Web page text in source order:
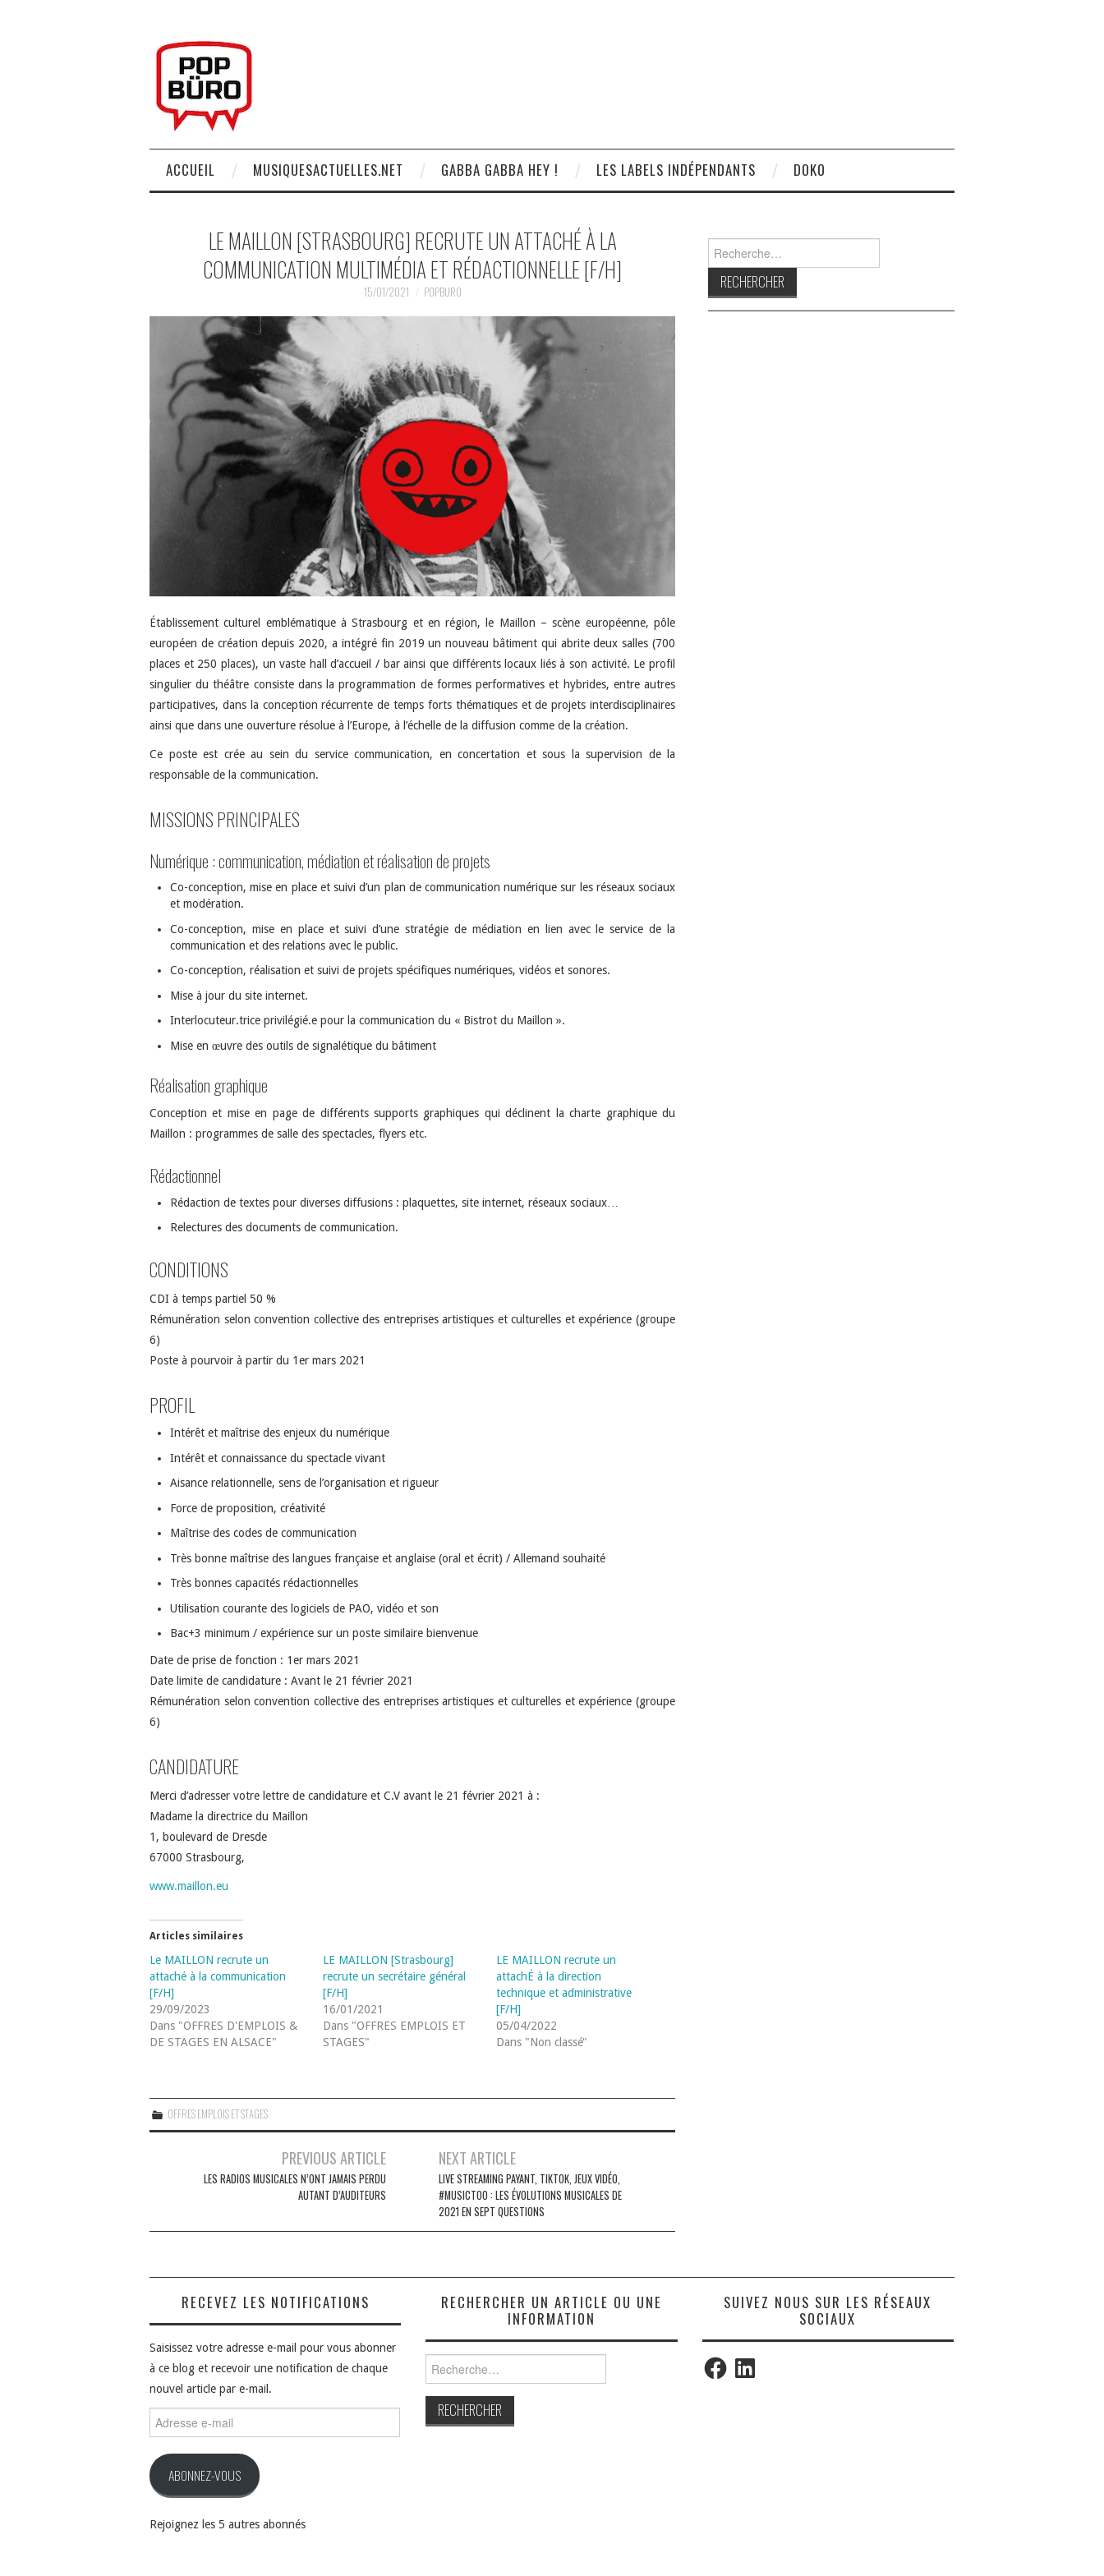
ACCUEIL MUSIQUESACTUELLES.NET GABBA GABBA HEY ! LES LABELS INDÉPENDANTS DOKO
LE MAILLON [STRASBOURG] RECRUTE UN ATTACHÉ À LA
COMMUNICATION MULTIMÉDIA ET RÉDACTIONNELLE [F/H]
15/01/2021 POPBURO
Établissement culturel emblématique à Strasbourg et en région, le Maillon – scène européenne, pôle
européen de création depuis 2020, a intégré fin 2019 un nouveau bâtiment qui abrite deux salles (700
places et 250 places), un vaste hall d’accueil / bar ainsi que différents locaux liés à son activité. Le profil
singulier du théâtre consiste dans la programmation de formes performatives et hybrides, entre autres
participatives, dans la conception récurrente de temps forts thématiques et de projets interdisciplinaires
ainsi que dans une ouverture résolue à l’Europe, à l’échelle de la diffusion comme de la création.
Ce poste est crée au sein du service communication, en concertation et sous la supervision de la
responsable de la communication.
MISSIONS PRINCIPALES
Numérique : communication, médiation et réalisation de projets
Co-conception, mise en place et suivi d’un plan de communication numérique sur les réseaux sociaux
et modération.
Co-conception, mise en place et suivi d’une stratégie de médiation en lien avec le service de la
communication et des relations avec le public.
Co-conception, réalisation et suivi de projets spécifiques numériques, vidéos et sonores.
Mise à jour du site internet.
Interlocuteur.trice privilégié.e pour la communication du « Bistrot du Maillon ».
Mise en œuvre des outils de signalétique du bâtiment
Réalisation graphique
Conception et mise en page de différents supports graphiques qui déclinent la charte graphique du
Maillon : programmes de salle des spectacles, flyers etc.
Rédactionnel
Rédaction de textes pour diverses diffusions : plaquettes, site internet, réseaux sociaux…
Relectures des documents de communication.
CONDITIONS
CDI à temps partiel 50 %
Rémunération selon convention collective des entreprises artistiques et culturelles et expérience (groupe
6)
Poste à pourvoir à partir du 1er mars 2021
PROFIL
Intérêt et maîtrise des enjeux du numérique
Intérêt et connaissance du spectacle vivant
Aisance relationnelle, sens de l’organisation et rigueur
Force de proposition, créativité
Maîtrise des codes de communication
Très bonne maîtrise des langues française et anglaise (oral et écrit) / Allemand souhaité
Très bonnes capacités rédactionnelles
Utilisation courante des logiciels de PAO, vidéo et son
Bac+3 minimum / expérience sur un poste similaire bienvenue
Date de prise de fonction : 1er mars 2021
Date limite de candidature : Avant le 21 février 2021
Rémunération selon convention collective des entreprises artistiques et culturelles et expérience (groupe
6)
CANDIDATURE
Merci d’adresser votre lettre de candidature et C.V avant le 21 février 2021 à :
Madame la directrice du Maillon
1, boulevard de Dresde
67000 Strasbourg,
www.maillon.eu
Articles similaires
Le MAILLON recrute un
attaché à la communication
[F/H]
29/09/2023
Dans "OFFRES D'EMPLOIS &
DE STAGES EN ALSACE"
LE MAILLON [Strasbourg]
recrute un secrétaire général
[F/H]
16/01/2021
Dans "OFFRES EMPLOIS ET
STAGES"
LE MAILLON recrute un
attachÉ à la direction
technique et administrative
[F/H]
05/04/2022
Dans "Non classé"
OFFRES EMPLOIS ET STAGES
PREVIOUS ARTICLE
LES RADIOS MUSICALES N’ONT JAMAIS PERDU
AUTANT D’AUDITEURS
NEXT ARTICLE
LIVE STREAMING PAYANT, TIKTOK, JEUX VIDÉO,
#MUSICTOO : LES ÉVOLUTIONS MUSICALES DE
2021 EN SEPT QUESTIONS
RECEVEZ LES NOTIFICATIONS
Saisissez votre adresse e-mail pour vous abonner
à ce blog et recevoir une notification de chaque
nouvel article par e-mail.
e-
ABONNEZ-VOUS
Rejoignez les 5 autres abonnés
RECHERCHER UN ARTICLE OU UNE
INFORMATION
SUIVEZ NOUS SUR LES RÉSEAUX
SOCIAUX
FacebookLinkedIn